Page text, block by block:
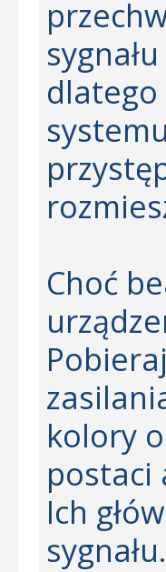
dlatego
Choć
kolory
postaci
Ich
sygnału.